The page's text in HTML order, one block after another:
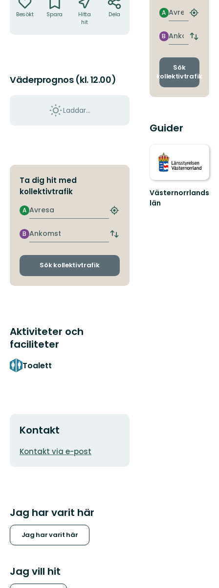
Besökt Spara
Hitta
hit
Dela
Väderprognos (kl. 12.00)
Laddar...
Ta dig hit med
kollektivtrafik
Avresa
A
Hitta
hållplats
Ankomst
B
Byt
och
Sök kollektivtrafik
Aktiviteter och
faciliteter
Toalett
Kontakt
E-
Kontakt via e-post
Jag har varit här
Jag har varit här
Jag vill hit
Avresa
A
Hitta
Ankomst
B
Byt
och
Sök
kollektivtrafik
Guider
Västernorrlands
län